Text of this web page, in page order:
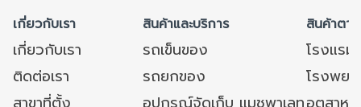
เกี่ยวกับเรา สินค้าและบริการ สินค้าตา
เกี่ยวกับเรา รถเข็นของ
โรงแร
ติดต่อเรา
รถยกของ
โรงพย